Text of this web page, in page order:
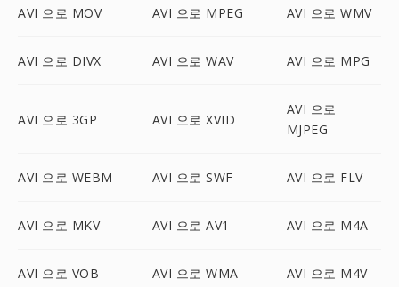
AVI 으로 MOV AVI 으로 MPEG AVI 으로 WMV
AVI 으로 DIVX AVI 으로 WAV AVI 으로 MPG
AVI 으로 3GP AVI 으로 XVID
AVI 으로
MJPEG
AVI 으로 WEBM AVI 으로 SWF AVI 으로 FLV
AVI 으로 MKV AVI 으로 AV1 AVI 으로 M4A
AVI 으로 VOB AVI 으로 WMA AVI 으로 M4V